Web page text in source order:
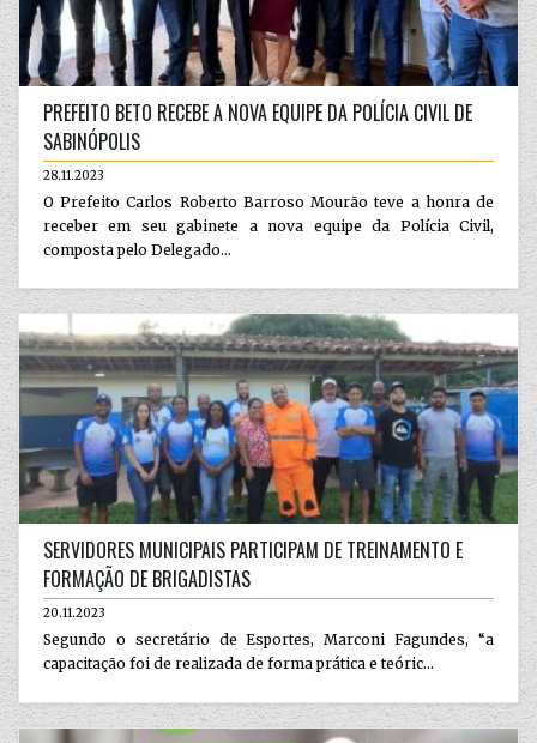
PREFEITO BETO RECEBE A NOVA EQUIPE DA POLÍCIA CIVIL DE
SABINÓPOLIS
28.11.2023
O Prefeito Carlos Roberto Barroso Mourão teve a honra de
receber em seu gabinete a nova equipe da Polícia Civil,
composta pelo Delegado...
SERVIDORES MUNICIPAIS PARTICIPAM DE TREINAMENTO E
FORMAÇÃO DE BRIGADISTAS
20.11.2023
Segundo o secretário de Esportes, Marconi Fagundes, “a
capacitação foi de realizada de forma prática e teóric...